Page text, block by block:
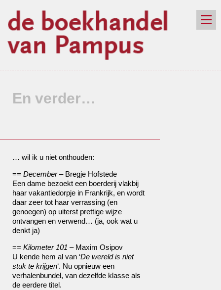
En verder…
… wil ik u niet onthouden:
== December– Bregje Hofstede
Een dame bezoekt een boerderij vlakbij
haar vakantiedorpje in Frankrijk, en wordt
daar zeer tot haar verrassing (en
genoegen) op uiterst prettige wijze
ontvangen en verwend… (ja, ook wat u
denkt ja)
== Kilometer 101 – Maxim Osipov
U kende hem al van ‘De wereld is niet
stuk te krijgen‘. Nu opnieuw een
verhalenbundel, van dezelfde klasse als
de eerdere titel.